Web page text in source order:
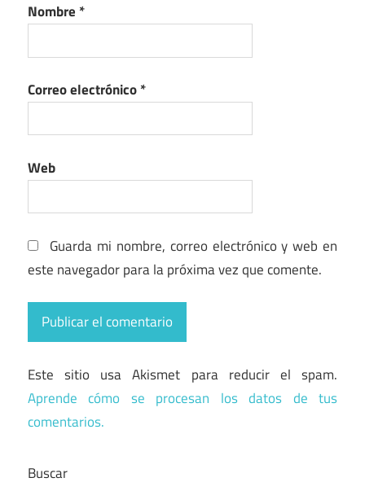
Nombre *
Correo electrónico*
Web
Guarda mi nombre, correo electrónico y web en
este navegador para la próxima vez que comente.
Este sitio usa Akismet para reducir el spam.
Aprende cómo se procesan los datos de tus
comentarios.
Buscar